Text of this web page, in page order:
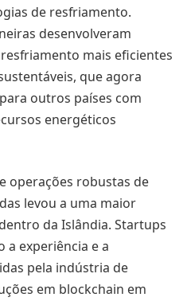
de resfriamento.
desenvolveram
mais eficientes
que agora
outros países com
energéticos
operações robustas de
levou a uma maior
da Islândia. Startups
a experiência e a
pela indústria de
em blockchain em